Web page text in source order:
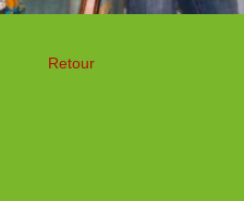
Retour